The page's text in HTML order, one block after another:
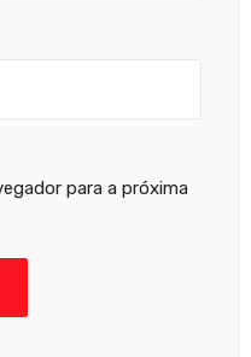
para a próxima